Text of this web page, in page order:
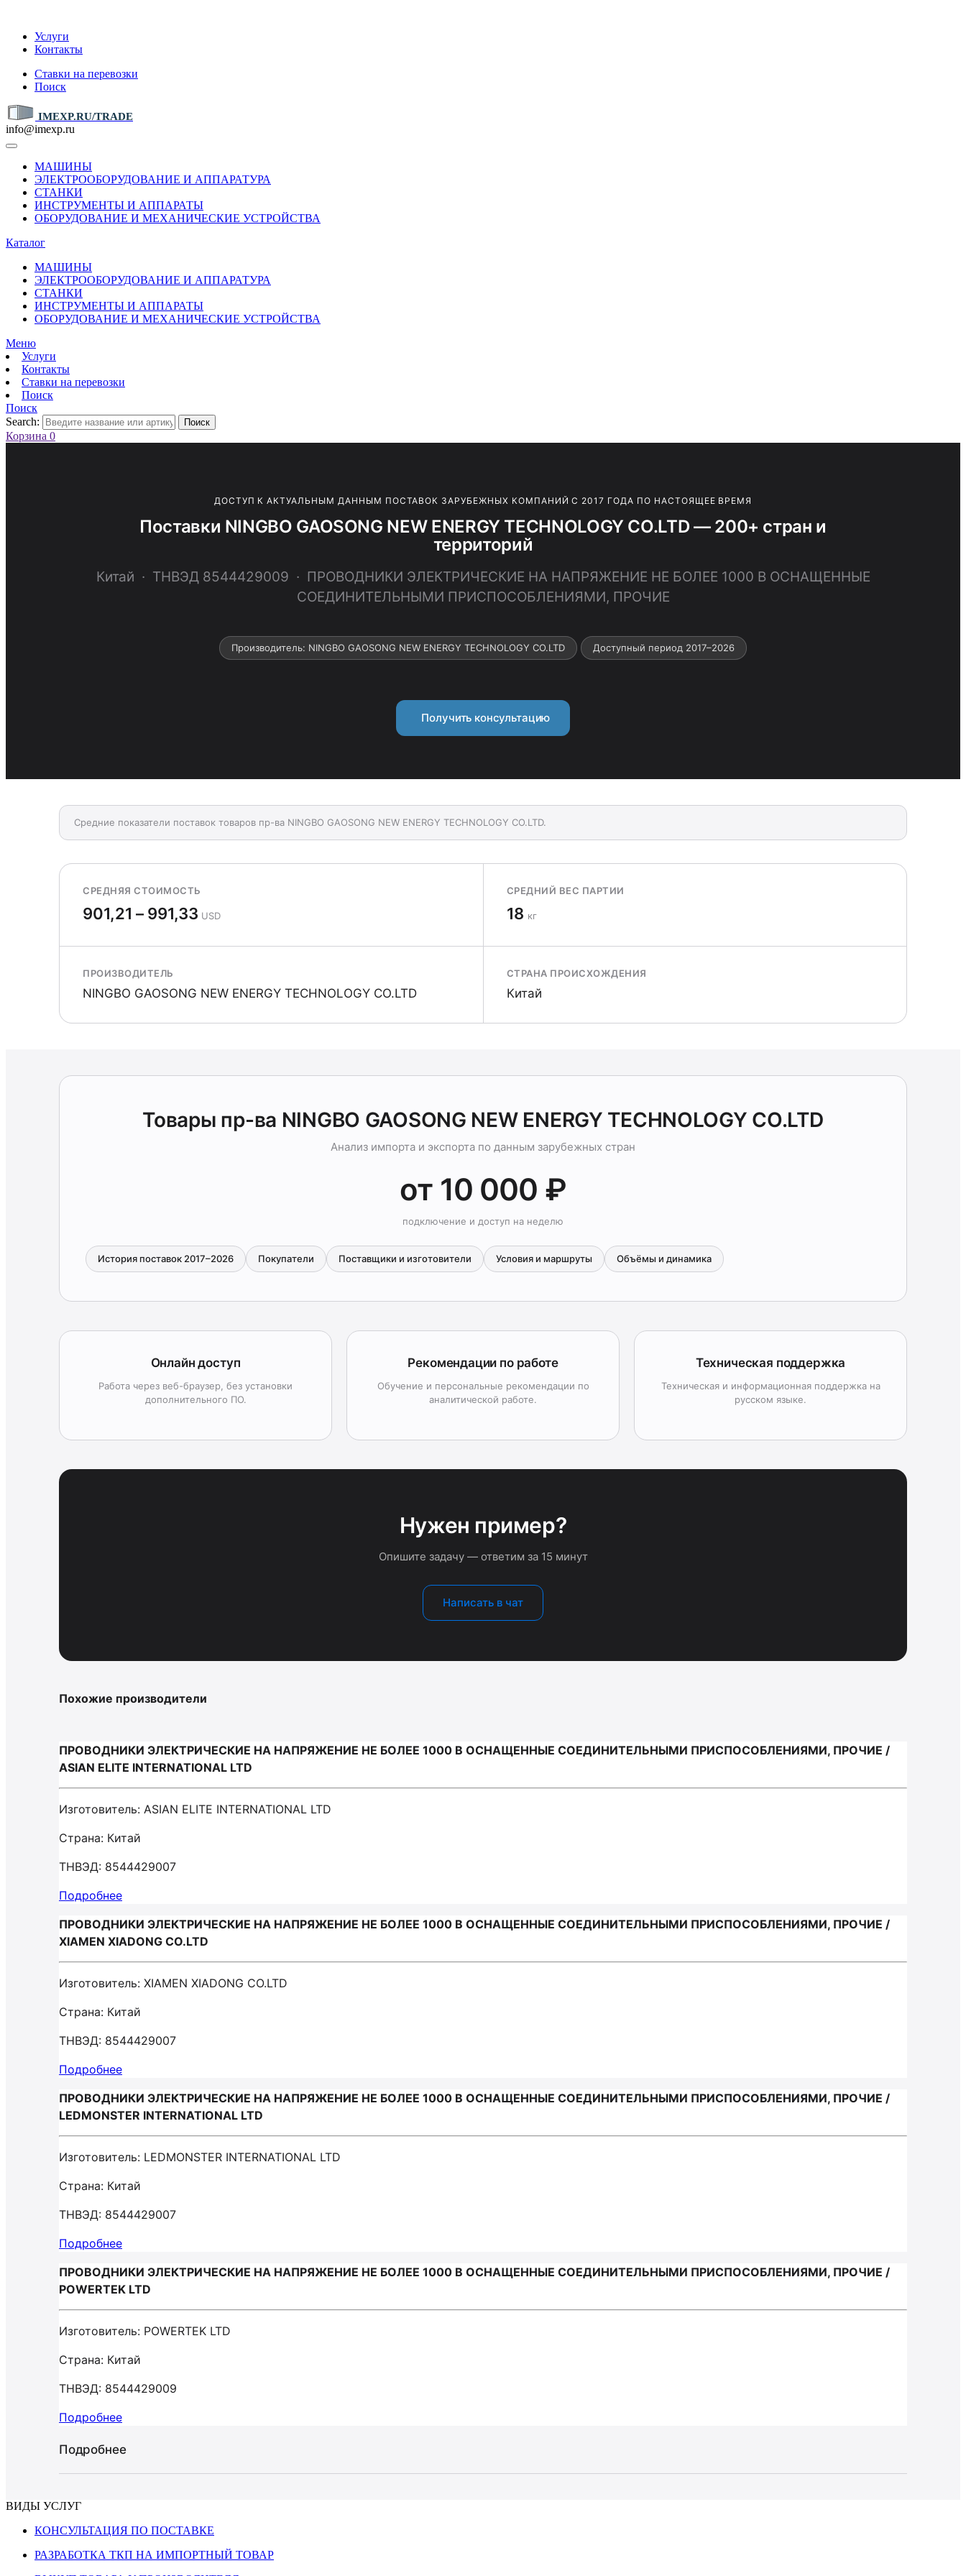
Услуги
Контакты
Ставки на перевозки
Поиск
IMEXP.RU/TRADE
info@imexp.ru
МАШИНЫ
ЭЛЕКТРООБОРУДОВАНИЕ И АППАРАТУРА
СТАНКИ
ИНСТРУМЕНТЫ И АППАРАТЫ
ОБОРУДОВАНИЕ И МЕХАНИЧЕСКИЕ УСТРОЙСТВА
Каталог
МАШИНЫ
ЭЛЕКТРООБОРУДОВАНИЕ И АППАРАТУРА
СТАНКИ
ИНСТРУМЕНТЫ И АППАРАТЫ
ОБОРУДОВАНИЕ И МЕХАНИЧЕСКИЕ УСТРОЙСТВА
Меню
Услуги
Контакты
Ставки на перевозки
Поиск
Поиск
Search:
Поиск
Корзина 0
ДОСТУП К АКТУАЛЬНЫМ ДАННЫМ ПОСТАВОК ЗАРУБЕЖНЫХ КОМПАНИЙ С 2017 ГОДА ПО НАСТОЯЩЕЕ ВРЕМЯ
Поставки NINGBO GAOSONG NEW ENERGY TECHNOLOGY CO.LTD — 200+ стран и
территорий
Китай · ТНВЭД 8544429009 · ПРОВОДНИКИ ЭЛЕКТРИЧЕСКИЕ НА НАПРЯЖЕНИЕ НЕ БОЛЕЕ 1000 В ОСНАЩЕННЫЕ
СОЕДИНИТЕЛЬНЫМИ ПРИСПОСОБЛЕНИЯМИ, ПРОЧИЕ
Производитель: NINGBO GAOSONG NEW ENERGY TECHNOLOGY CO.LTD Доступный период 2017–2026
Получить консультацию
Средние показатели поставок товаров пр-ва NINGBO GAOSONG NEW ENERGY TECHNOLOGY CO.LTD.
СРЕДНЯЯ СТОИМОСТЬ
901,21 – 991,33 USD
СРЕДНИЙ ВЕС ПАРТИИ
18 кг
ПРОИЗВОДИТЕЛЬ
NINGBO GAOSONG NEW ENERGY TECHNOLOGY CO.LTD
СТРАНА ПРОИСХОЖДЕНИЯ
Китай
Товары пр-ва NINGBO GAOSONG NEW ENERGY TECHNOLOGY CO.LTD
Анализ импорта и экспорта по данным зарубежных стран
от 10 000 ₽
подключение и доступ на неделю
История поставок 2017–2026 Покупатели Поставщики и изготовители Условия и маршруты Объёмы и динамика
Онлайн доступ
Работа через веб-браузер, без установки
дополнительного ПО.
Рекомендации по работе
Обучение и персональные рекомендации по
аналитической работе.
Техническая поддержка
Техническая и информационная поддержка на
русском языке.
Нужен пример?
Опишите задачу — ответим за 15 минут
Написать в чат
Похожие производители
ПРОВОДНИКИ ЭЛЕКТРИЧЕСКИЕ НА НАПРЯЖЕНИЕ НЕ БОЛЕЕ 1000 В ОСНАЩЕННЫЕ СОЕДИНИТЕЛЬНЫМИ ПРИСПОСОБЛЕНИЯМИ, ПРОЧИЕ /
ASIAN ELITE INTERNATIONAL LTD
Изготовитель: ASIAN ELITE INTERNATIONAL LTD
Страна: Китай
ТНВЭД: 8544429007
Подробнее
ПРОВОДНИКИ ЭЛЕКТРИЧЕСКИЕ НА НАПРЯЖЕНИЕ НЕ БОЛЕЕ 1000 В ОСНАЩЕННЫЕ СОЕДИНИТЕЛЬНЫМИ ПРИСПОСОБЛЕНИЯМИ, ПРОЧИЕ /
XIAMEN XIADONG CO.LTD
Изготовитель: XIAMEN XIADONG CO.LTD
Страна: Китай
ТНВЭД: 8544429007
Подробнее
ПРОВОДНИКИ ЭЛЕКТРИЧЕСКИЕ НА НАПРЯЖЕНИЕ НЕ БОЛЕЕ 1000 В ОСНАЩЕННЫЕ СОЕДИНИТЕЛЬНЫМИ ПРИСПОСОБЛЕНИЯМИ, ПРОЧИЕ /
LEDMONSTER INTERNATIONAL LTD
Изготовитель: LEDMONSTER INTERNATIONAL LTD
Страна: Китай
ТНВЭД: 8544429007
Подробнее
ПРОВОДНИКИ ЭЛЕКТРИЧЕСКИЕ НА НАПРЯЖЕНИЕ НЕ БОЛЕЕ 1000 В ОСНАЩЕННЫЕ СОЕДИНИТЕЛЬНЫМИ ПРИСПОСОБЛЕНИЯМИ, ПРОЧИЕ /
POWERTEK LTD
Изготовитель: POWERTEK LTD
Страна: Китай
ТНВЭД: 8544429009
Подробнее
Подробнее
ВИДЫ УСЛУГ
КОНСУЛЬТАЦИЯ ПО ПОСТАВКЕ
РАЗРАБОТКА ТКП НА ИМПОРТНЫЙ ТОВАР